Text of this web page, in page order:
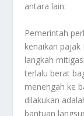
antara lain:
Pemerintah
kenaikan
langkah
terlalu berat
menengah ke
dilakukan
bantuan